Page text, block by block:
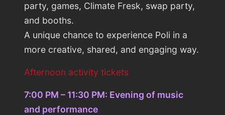
party, games, Climate Fresk, swap party,
and booths.
A unique chance to experience Poli in a
more creative, shared, and engaging way.
Afternoon activity tickets
7:00 PM – 11:30 PM: Evening of music
and performance